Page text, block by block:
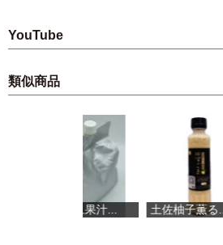
YouTube
類似商品
四
土佐柚子薫る...